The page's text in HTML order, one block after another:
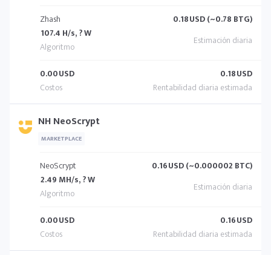
Zhash
107.4 H/s, ? W
0.18USD (~0.78 BTG)
0.00USD 0.18USD
NH NeoScrypt
MARKETPLACE
NeoScrypt
2.49 MH/s, ? W
0.16USD (~0.000002 BTC)
0.00USD 0.16USD